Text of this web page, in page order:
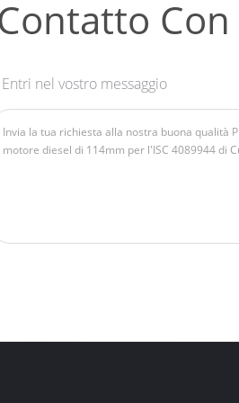
Entri nel vostro messaggio